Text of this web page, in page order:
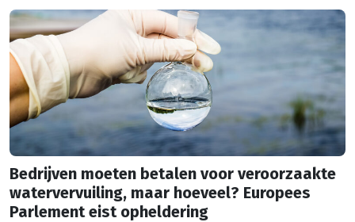
moet een ondergrens de prijzen in Europa
gelijktrekken en het doel van een rookvrije generatie
in 2040 dichterbij brengen.
Bedrijven moeten betalen voor veroorzaakte
watervervuiling, maar hoeveel? Europees
Parlement eist opheldering